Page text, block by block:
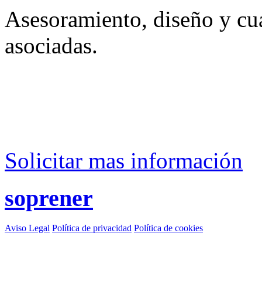
Asesoramiento, diseño y
asociadas.
Solicitar mas información
soprener
Aviso Legal Política de privacidad Política de cookies